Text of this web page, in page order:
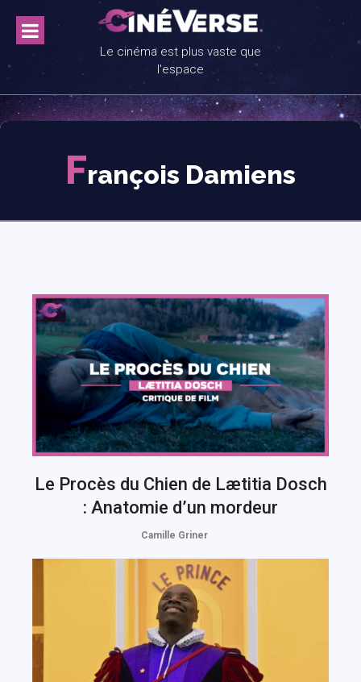
content
Le cinéma est plus vaste que
l'espace
François Damiens
Le Procès du Chien de Lætitia Dosch
: Anatomie d’un mordeur
Camille Griner